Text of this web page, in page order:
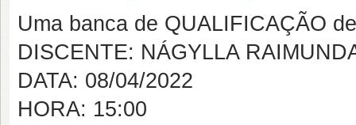
Uma banca de QUALIFICAÇÃO
DISCENTE: NÁGYLLA
DATA: 08/04/2022
HORA: 15:00